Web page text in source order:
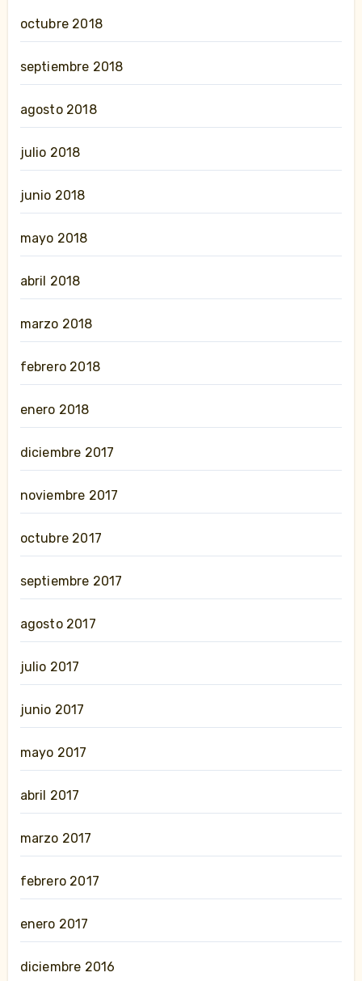
octubre 2018
septiembre 2018
agosto 2018
julio 2018
junio 2018
mayo 2018
abril 2018
marzo 2018
febrero 2018
enero 2018
diciembre 2017
noviembre 2017
octubre 2017
septiembre 2017
agosto 2017
julio 2017
junio 2017
mayo 2017
abril 2017
marzo 2017
febrero 2017
enero 2017
diciembre 2016